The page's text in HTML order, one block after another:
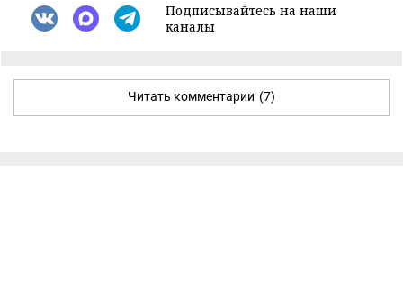
Подписывайтесь на наши
каналы
Читать комментарии (7)